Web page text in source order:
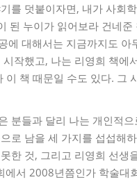
를 덧붙이자면, 내가 사회
된 누이가 읽어보라 건네
에 대해서는 지금까지도
작했고, 나는 리영희 책
이 책 때문일 수도 있다. 그
분들과 달리 나는 개인적
로 남을 세 가지를 섭섭해
한 것, 그리고 리영희 선
에서 2008년쯤인가 학술대